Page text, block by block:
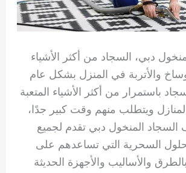
دبي، السجاد من أكثر الأشياء
والأتربة في المنزل بشكل عام
باستمرار من أكثر الأشياء المتعبة
ويتطلب منهم وقت كبير جدًا،
السجاد المنخول دبي تقدم لجميع
السحرية التي تساعدهم على
والأساليب والأجهزة الحديثة